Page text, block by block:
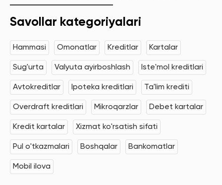
Savollar kategoriyalari
Hammasi Omonatlar Kreditlar Kartalar
Sug'urta Valyuta ayirboshlash Iste'mol kreditlari
Avtokreditlar Ipoteka kreditlari Ta'lim krediti
Overdraft kreditlari Mikroqarzlar Debet kartalar
Kredit kartalar Xizmat ko'rsatish sifati
Pul o'tkazmalari Boshqalar Bankomatlar
Mobil ilova